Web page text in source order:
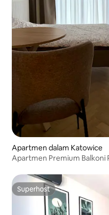
Apartmen dalam Katowice
Apartmen Premium Balkoni
Superhost
Superhost